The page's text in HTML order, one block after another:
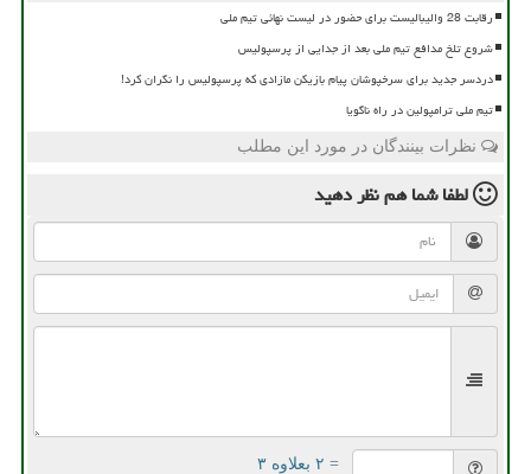
رقابت 28 والیبالیست برای حضور در لیست نهائی تیم ملی
شروع تلخ مدافع تیم ملی بعد از جدایی از پرسپولیس
دردسر جدید برای سرخپوشان پیام بازیکن مازادی که پرسپولیس را نگران کرد!
تیم ملی ترامپولین در راه ناگویا
نظرات بینندگان در مورد این مطلب
لطفا شما همنظر دهید
= ۲ بعلاوه ۳